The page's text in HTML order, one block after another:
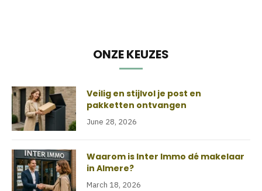
ONZE KEUZES
Veilig en stijlvol je post en
pakketten ontvangen
June 28, 2026
Waarom is Inter Immo dé makelaar
in Almere?
March 18, 2026